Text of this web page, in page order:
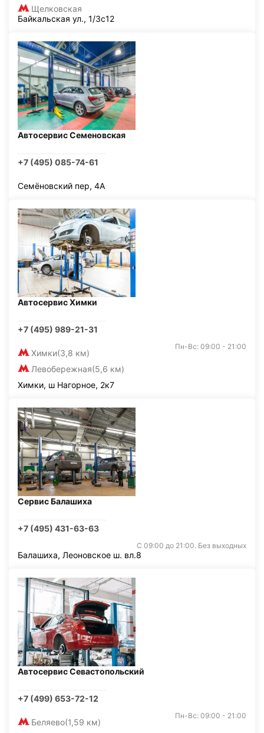
Щелковская
Байкальская ул., 1/3с12
Автосервис Семеновская
+7 (495) 085-74-61
Семёновский пер, 4А
Автосервис Химки
+7 (495) 989-21-31
Химки(3,8 км)
Левобережная(5,6 км)
Пн-Вс: 09:00 - 21:00
Химки, ш Нагорное, 2к7
Сервис Балашиха
+7 (495) 431-63-63
С 09:00 до 21:00. Без выходных
Балашиха, Леоновское ш. вл.8
Автосервис Севастопольский
+7 (499) 653-72-12
Беляево(1,59 км)
Пн-Вс: 09:00 - 21:00